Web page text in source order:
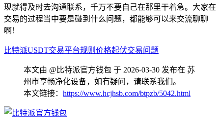
现就得及时去沟通联系，千万不要自己在那里干着急。大家在
交易的过程当中要是碰到什么问题，都能够可以来交流聊聊
啊！
比特派USDT交易平台规则 价格起伏交易问题
本文由 @比特派官方钱包 于 2026-03-30 发布在 苏
州市亨畅净化设备，如有疑问，请联系我们。
本文链接： https://www.hcjhsb.com/btpzb/5042.html